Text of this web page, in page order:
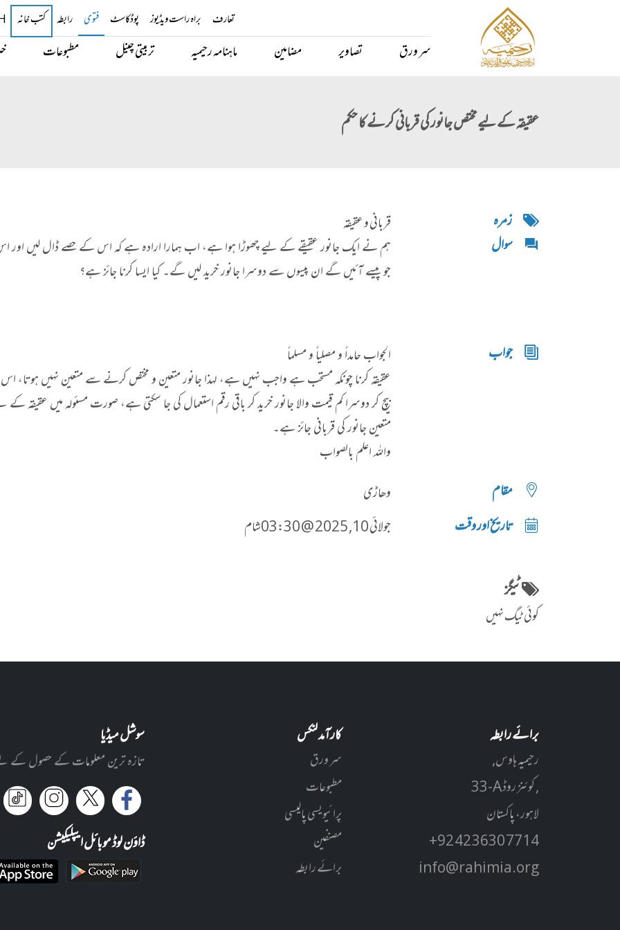
تعارف براہ راست ویڈیوز پوڈکاسٹ فتوی رابطہ کتب خانہ
سر ورق تصاویر مضامین ماہنامہ رحیمیہ تربیتی چینل مطبوعات
عقیقہ کے لیے مختص جانور کی قربانی کرنے کا حکم
زمره قربانی و عقیقہ
سوال
ہم نے ایک جانور عقیقے کے لیے چھوڑا ہوا ہے، اب ہمارا ارادہ ہے کہ اس کے حصے ڈال لیں
جو پیسے آئیں گے ان پیسوں سے دوسرا جانور خرید لیں گے۔ کیا ایسا کرنا جائز ہے؟
جواب
​الجواب حامداً و مصلیاً و مسلماً
​عقیقہ کرنا چونکہ مستحب ہے واجب نہیں ہے، لہذا جانور متعین و مختص کرنے سے متعین نہیں ہوتا، اس
بیچ کر دوسرا کم قیمت والا جانور خرید کر باقی رقم استعمال کی جا سکتی ہے، صورت مسئولہ میں عقیقہ کے
متعین جانور کی قربانی جائز ہے۔
واللہ اعلم بالصواب​
مقام وھاڑی
تاریخ اور وقت جولائی 10, 2025 @ 03:30شام
ٹیگز
کوئی ٹیگ نہیں
برائے رابطہ
رحیمیہ ہاوس,
33-A کوئنز روڈ ,
لاہور، پاکستان
+92 42 3630 7714
info@rahimia.org
کارآمد لنکس
سر ورق
مطبوعات
پرائیویسی پالیسی
مصنفین
برائے رابطہ
سوشل میڈیا
تازہ ترین معلومات کے حصول کے
ڈاؤن لوڈ موبائل ایپلیکیشن